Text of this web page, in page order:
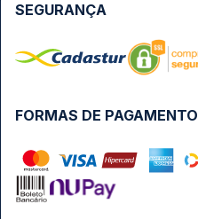
FORMAS DE PAGAMENTO
SEGURANÇA